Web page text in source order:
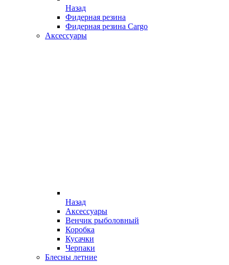
Назад
Фидерная резина
Фидерная резина Cargo
Аксессуары
Назад
Аксессуары
Венчик рыболовный
Коробка
Кусачки
Черпаки
Блесны летние